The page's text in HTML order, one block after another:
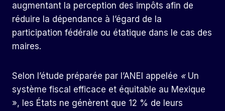
augmentant la perception des impôts afin de
réduire la dépendance à l’égard de la
participation fédérale ou étatique dans le cas des
maires.
Selon l’étude préparée par l’ANEI appelée « Un
système fiscal efficace et équitable au Mexique
», les États ne génèrent que 12 % de leurs